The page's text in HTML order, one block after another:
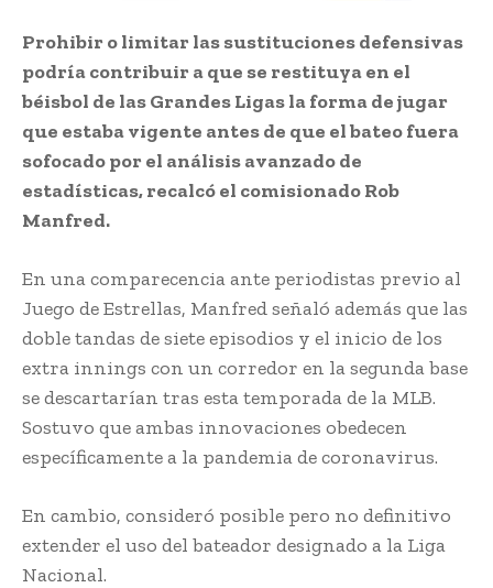
Prohibir o limitar las sustituciones defensivas
podría contribuir a que se restituya en el
béisbol de las Grandes Ligas la forma de jugar
que estaba vigente antes de que el bateo fuera
sofocado por el análisis avanzado de
estadísticas, recalcó el comisionado Rob
Manfred.
En una comparecencia ante periodistas previo al
Juego de Estrellas, Manfred señaló además que las
doble tandas de siete episodios y el inicio de los
extra innings con un corredor en la segunda base
se descartarían tras esta temporada de la MLB.
Sostuvo que ambas innovaciones obedecen
específicamente a la pandemia de coronavirus.
En cambio, consideró posible pero no definitivo
extender el uso del bateador designado a la Liga
Nacional.